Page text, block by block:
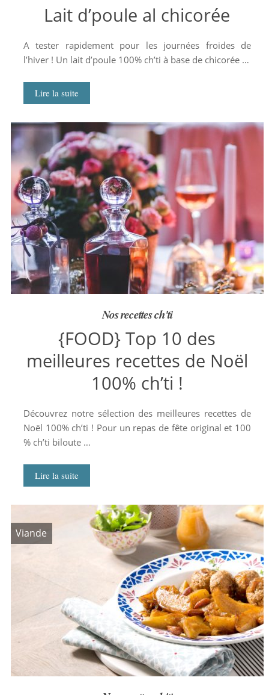
Lait d’poule al chicorée
A tester rapidement pour les journées froides de
l’hiver ! Un lait d’poule 100% ch’ti à base de chicorée …
Lire la suite
Nos recettes ch'ti
{FOOD} Top 10 des
meilleures recettes de Noël
100% ch’ti !
Découvrez notre sélection des meilleures recettes de
Noël 100% ch’ti ! Pour un repas de fête original et 100
% ch’ti biloute …
Lire la suite
Viande